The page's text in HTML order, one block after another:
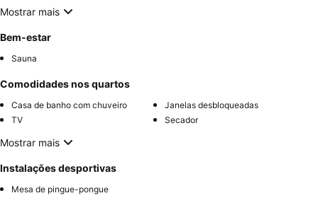
Mostrar mais
Bem-estar
Sauna
Comodidades nos quartos
Casa de banho com chuveiro
Janelas desbloqueadas
TV
Secador
Mostrar mais
Instalações desportivas
Mesa de pingue-pongue